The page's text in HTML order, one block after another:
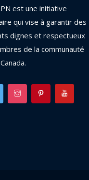
est une initiative
qui vise à garantir des
dignes et respectueux
de la communauté